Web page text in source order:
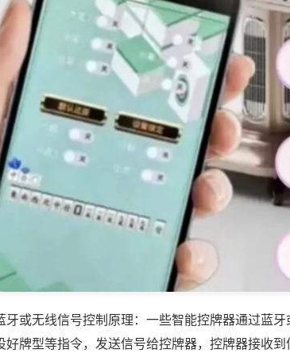
牙或无线信号控制原理：一些智能控牌器通过蓝
好牌型等指令，发送信号给控牌器，控牌器接收